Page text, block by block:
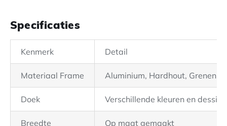
Specificaties
Kenmerk Detail
Materiaal Frame Aluminium, Hardhout,
Doek Verschillende kleuren en dessins
Breedte Op maat gemaakt